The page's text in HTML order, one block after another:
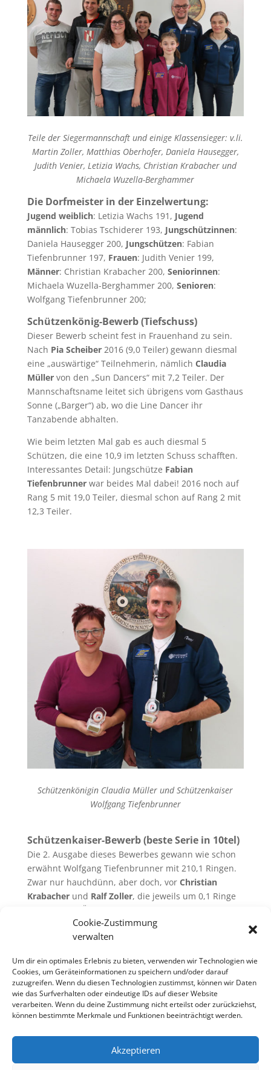
Cookie-Zustimmung
verwalten
Um dir ein optimales Erlebnis zu bieten, verwenden wir Technologien wie
Cookies, um Geräteinformationen zu speichern und/oder darauf
zuzugreifen. Wenn du diesen Technologien zustimmst, können wir Daten
wie das Surfverhalten oder eindeutige IDs auf dieser Website
verarbeiten. Wenn du deine Zustimmung nicht erteilst oder zurückziehst,
können bestimmte Merkmale und Funktionen beeinträchtigt werden.
Akzeptieren
Teile der Siegermannschaft und einige Klassensieger: v.li.
Martin Zoller, Matthias Oberhofer, Daniela Hausegger,
Judith Venier, Letizia Wachs, Christian Krabacher und
Michaela Wuzella-Berghammer
Die Dorfmeister in der Einzelwertung:
Jugend weiblich: Letizia Wachs 191, Jugend
männlich: Tobias Tschiderer 193, Jungschützinnen:
Daniela Hausegger 200, Jungschützen: Fabian
Tiefenbrunner 197, Frauen: Judith Venier 199,
Männer: Christian Krabacher 200, Seniorinnen:
Michaela Wuzella-Berghammer 200, Senioren:
Wolfgang Tiefenbrunner 200;
Schützenkönig-Bewerb (Tiefschuss)
Dieser Bewerb scheint fest in Frauenhand zu sein.
Nach Pia Scheiber2016 (9,0 Teiler) gewann diesmal
eine „auswärtige“ Teilnehmerin, nämlich Claudia
Müllervon den „Sun Dancers“ mit 7,2 Teiler. Der
Mannschaftsname leitet sich übrigens vom Gasthaus
Sonne („Barger“) ab, wo die Line Dancer ihr
Tanzabende abhalten.
Wie beim letzten Mal gab es auch diesmal 5
Schützen, die eine 10,9 im letzten Schuss schafften.
Interessantes Detail: Jungschütze Fabian
Tiefenbrunnerwar beides Mal dabei! 2016 noch auf
Rang 5 mit 19,0 Teiler, diesmal schon auf Rang 2 mit
12,3 Teiler.
Schützenkönigin Claudia Müller und Schützenkaiser
Wolfgang Tiefenbrunner
Schützenkaiser-Bewerb (beste Serie in 10tel)
Die 2. Ausgabe dieses Bewerbes gewann wie schon
erwähnt Wolfgang Tiefenbrunner mit 210,1 Ringen.
Zwar nur hauchdünn, aber doch, vor Christian
Krabacher und Ralf Zoller, die jeweils um 0,1 Ringe
zurücklagen. Überraschenderweise blieb damit das
Ergebnis vonRoland Flür(211,7) vom letzten Mal als
„Schützenkaiser-Rekord“ bestehen.
Ergebnisliste 16. LG-Dorfmeisterschaft 2018